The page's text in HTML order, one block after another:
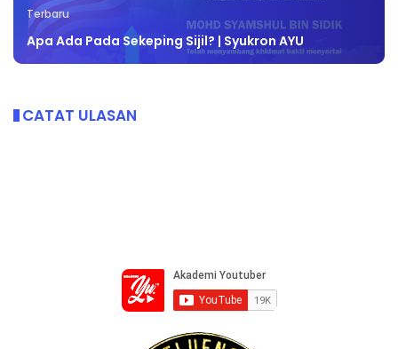
Terbaru
Apa Ada Pada Sekeping Sijil? | Syukron AYU
CATAT ULASAN